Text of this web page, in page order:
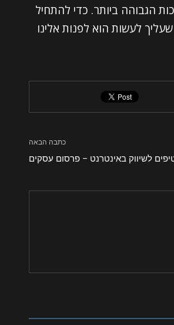
הגבוהה ביותר. כדי להתחיל
לעשות הוא לפנות אלינו
כתבה הבאה
לשיווק באינטרנט – פרסום עסקים